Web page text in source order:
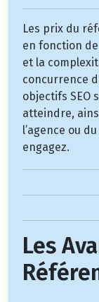
Les prix du
en fonction
et la
concurrence
objectifs SEO
atteindre,
l’agence ou
engagez.
Les